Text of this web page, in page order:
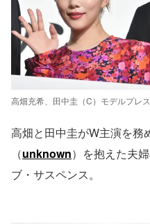
高畑充希、田中圭（C）モデルプレス
高畑と田中圭がW主演を務
（unknown）を抱えた夫
ブ・サスペンス。